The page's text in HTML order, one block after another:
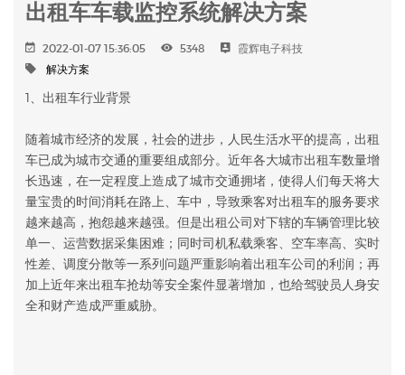
出租车车载监控系统解决方案
2022-01-07 15:36:05 5348
霞辉电子科技
解决方案
1、出租车行业背景
随着城市经济的发展，社会的进步，人民生活水平的提高，出租
车已成为城市交通的重要组成部分。近年各大城市出租车数量增
长迅速，在一定程度上造成了城市交通拥堵，使得人们每天将大
量宝贵的时间消耗在路上、车中，导致乘客对出租车的服务要求
越来越高，抱怨越来越强。但是出租公司对下辖的车辆管理比较
单一、运营数据采集困难；同时司机私载乘客、空车率高、实时
性差、调度分散等一系列问题严重影响着出租车公司的利润；再
加上近年来出租车抢劫等安全案件显著增加，也给驾驶员人身安
全和财产造成严重威胁。